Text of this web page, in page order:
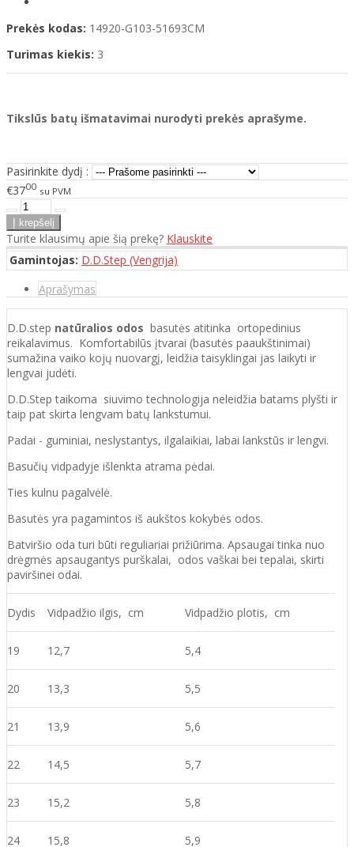
Prekės kodas: 14920-G103-51693CM
Turimas kiekis: 3
Tikslūs batų išmatavimai nurodyti prekės aprašyme.
Pasirinkite dydį :
€3700 su PVM
Turite klausimų apie šią prekę? Klauskite
Gamintojas: D.D.Step (Vengrija)
Aprašymas
D.D.step natūralios odos basutės atitinka ortopedinius
reikalavimus. Komfortabilūs įtvarai (basutės paaukštinimai)
sumažina vaiko kojų nuovargį, leidžia taisyklingai jas laikyti ir
lengvai judėti.
D.D.Step taikoma siuvimo technologija neleidžia batams plyšti ir
taip pat skirta lengvam batų lankstumui.
Padai - guminiai, neslystantys, ilgalaikiai, labai lankstūs ir lengvi.
Basučių vidpadyje išlenkta atrama pėdai.
Ties kulnu pagalvėlė.
Basutės yra pagamintos iš aukštos kokybės odos.
Batviršio oda turi būti reguliariai prižiūrima. Apsaugai tinka nuo
drėgmės apsaugantys purškalai, odos vaškai bei tepalai, skirti
paviršinei odai.
Dydis Vidpadžio ilgis, cm Vidpadžio plotis, cm
19 12,7 5,4
20 13,3 5,5
21 13,9 5,6
22 14,5 5,7
23 15,2 5,8
24 15,8 5,9